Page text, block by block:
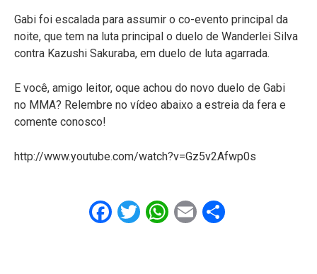
Gabi foi escalada para assumir o co-evento principal da
noite, que tem na luta principal o duelo de Wanderlei Silva
contra Kazushi Sakuraba, em duelo de luta agarrada.
E você, amigo leitor, oque achou do novo duelo de Gabi
no MMA? Relembre no vídeo abaixo a estreia da fera e
comente conosco!
http://www.youtube.com/watch?v=Gz5v2Afwp0s
Facebook
Twitter
WhatsApp
EmailShare